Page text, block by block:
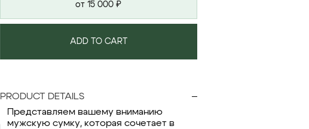
от 15 000 ₽
ADD TO CART
PRODUCT DETAILS
Представляем вашему вниманию
мужскую сумку, которая сочетает в